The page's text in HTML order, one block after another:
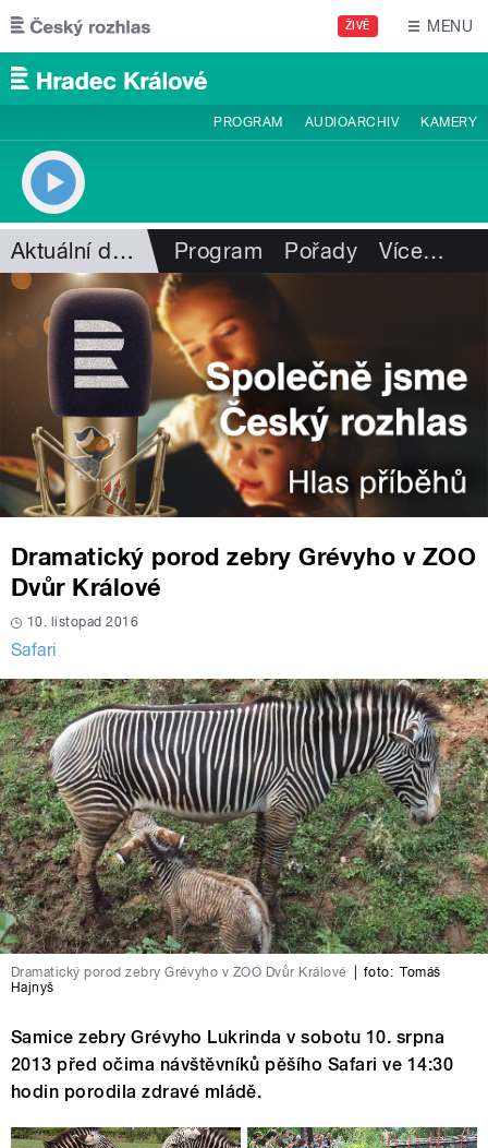
Přejít k hlavnímu obsahu
ŽIVĚ MENU
PROGRAM AUDIOARCHIV KAMERY
Aktuální dění Program Pořady Více…
Dramatický porod zebry Grévyho v ZOO
Dvůr Králové
10. listopad 2016
Safari
Dramatický porod zebry Grévyho v ZOO Dvůr Králové foto: Tomáš
Hajnyš
Samice zebry Grévyho Lukrinda v sobotu 10. srpna
2013 před očima návštěvníků pěšího Safari ve 14:30
hodin porodila zdravé mládě.